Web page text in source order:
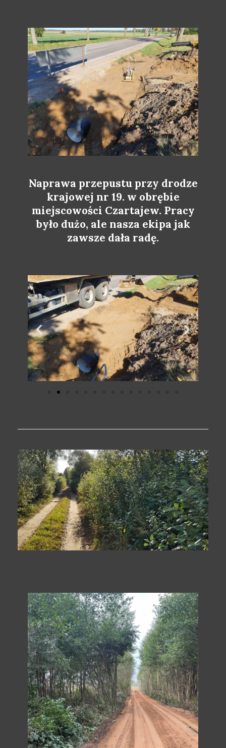
Naprawa przepustu przy drodze
krajowej nr 19. w obrębie
miejscowości Czartajew. Pracy
było dużo, ale nasza ekipa jak
zawsze dała radę.